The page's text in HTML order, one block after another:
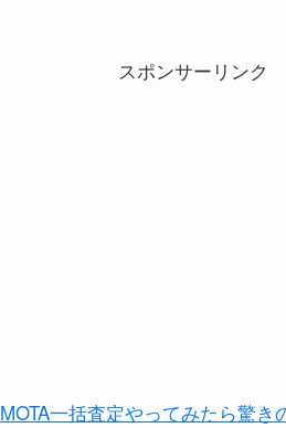
スポンサーリンク
MOTA一括査定やってみたら驚き